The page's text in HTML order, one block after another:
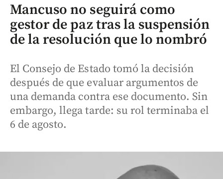
Mancuso no seguirá como
gestor de paz tras la suspensión
de la resolución que lo nombró
El Consejo de Estado tomó la decisión
después de que evaluar argumentos de
una demanda contra ese documento. Sin
embargo, llega tarde: su rol terminaba el
6 de agosto.